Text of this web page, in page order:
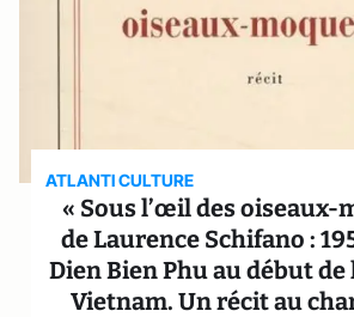
ATLANTI CULTURE
« Sous l’œil des oiseaux-
de Laurence Schifano :
Dien Bien Phu au début
Vietnam. Un récit au